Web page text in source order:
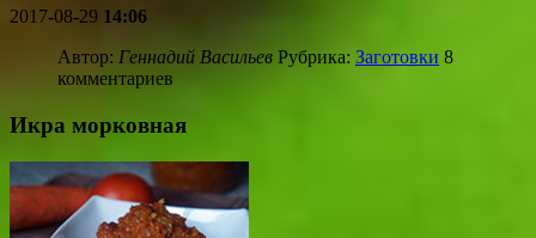
2017-08-29 14:06
Автор: Геннадий Васильев Рубрика: Заготовки 8
комментариев
Икра морковная